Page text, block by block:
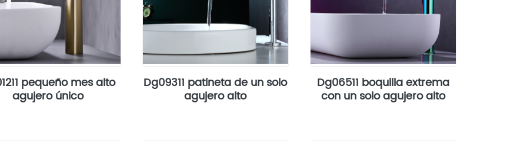
pequeño mes alto
agujero único
Dg09311 patineta de un solo
agujero alto
Dg06511 boquilla extrema
con un solo agujero alto